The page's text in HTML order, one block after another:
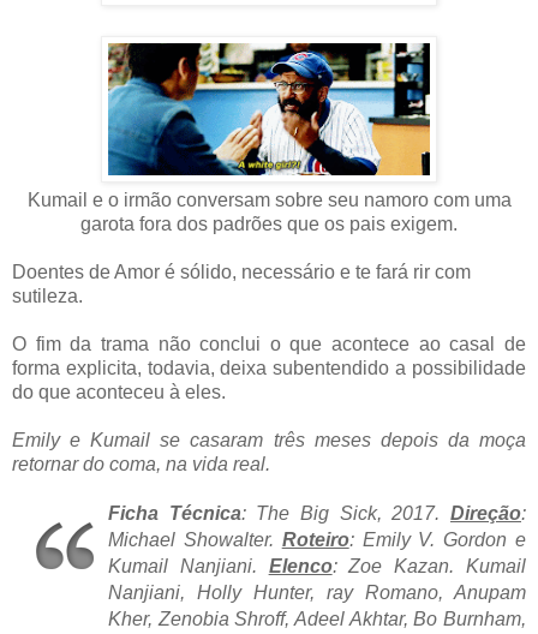
Kumail e o irmão conversam sobre seu namoro com uma
garota fora dos padrões que os pais exigem.
Doentes de Amor é sólido, necessário e te fará rir com
sutileza.
O fim da trama não conclui o que acontece ao casal de
forma explicita, todavia, deixa subentendido a possibilidade
do que aconteceu à eles.
Emily e Kumail se casaram três meses depois da moça
retornar do coma, na vida real.
Ficha Técnica: The Big Sick, 2017.Direção:
Michael Showalter. Roteiro: Emily V. Gordon e
Kumail Nanjiani. Elenco: Zoe Kazan. Kumail
Nanjiani, Holly Hunter, ray Romano, Anupam
Kher, Zenobia Shroff, Adeel Akhtar, Bo Burnham,